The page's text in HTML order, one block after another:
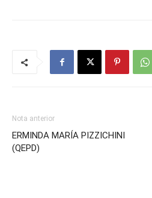
Nota anterior
ERMINDA MARÍA PIZZICHINI
(QEPD)